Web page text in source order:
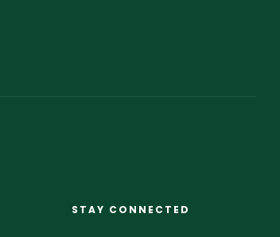
STAY CONNECTED